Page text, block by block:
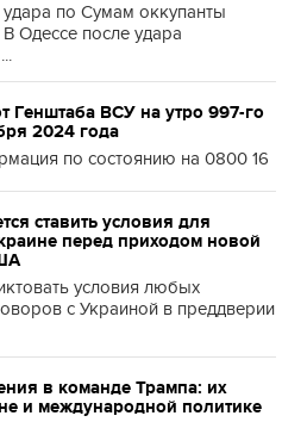
по Сумам оккупанты
Одессе после удара
Генштаба ВСУ на утро 997-го
2024 года
по состоянию на 0800 16
ставить условия для
перед приходом новой
условия любых
с Украиной в преддверии
в команде Трампа: их
и международной политике